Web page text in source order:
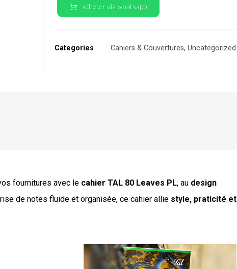
acheter via whatsapp
Categories Cahiers & Couvertures, Uncategorized
fournitures avec le cahier TAL 80 Leaves PL, au design
de notes fluide et organisée, ce cahier allie style, praticité et